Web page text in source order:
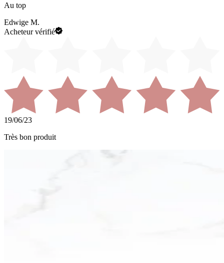
Au top
Edwige M.
Acheteur vérifié
19/06/23
Très bon produit